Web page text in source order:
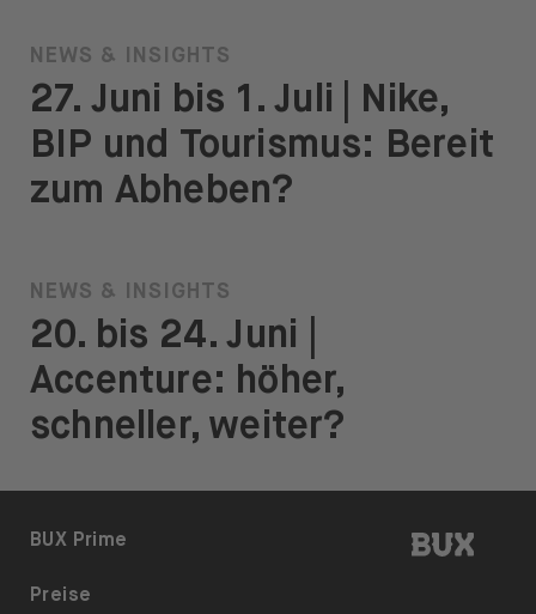
NEWS & INSIGHTS
27. Juni bis 1. Juli | Nike,
BIP und Tourismus: Bereit
zum Abheben?
NEWS & INSIGHTS
20. bis 24. Juni |
Accenture: höher,
schneller, weiter?
BUX |
BUX Prime
Preise